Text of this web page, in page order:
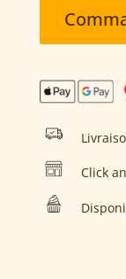
Click